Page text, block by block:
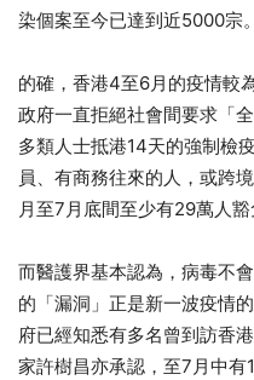
染個案至今已達到近5000宗。
的確，香港4至6月的疫情較
政府一直拒絕社會間要求「
多類人士抵港14天的強制檢
員、有商務往來的人，或跨
月至7月底間至少有29萬人豁
而醫護界基本認為，病毒不
的「漏洞」正是新一波疫情
府已經知悉有多名曾到訪香
家許樹昌亦承認，至7月中有